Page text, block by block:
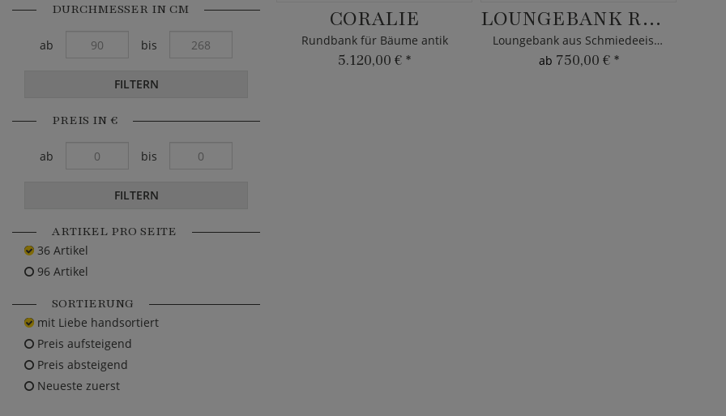
CORALIE
Rundbank für Bäume antik
5.120,00 € *
LOUNGEBANK ROMEO ELEGANCE
Loungebank aus Schmiedeeisen - MBM
ab 750,00 € *
DURCHMESSER IN CM
ab bis
FILTERN
PREIS IN €
ab bis
FILTERN
ARTIKEL PRO SEITE
36 Artikel
96 Artikel
SORTIERUNG
mit Liebe handsortiert
Preis aufsteigend
Preis absteigend
Neueste zuerst